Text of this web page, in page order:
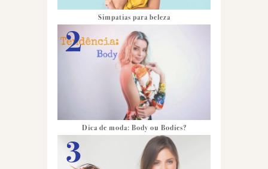
Simpatias para beleza
Dica de moda: Body ou Bodies?